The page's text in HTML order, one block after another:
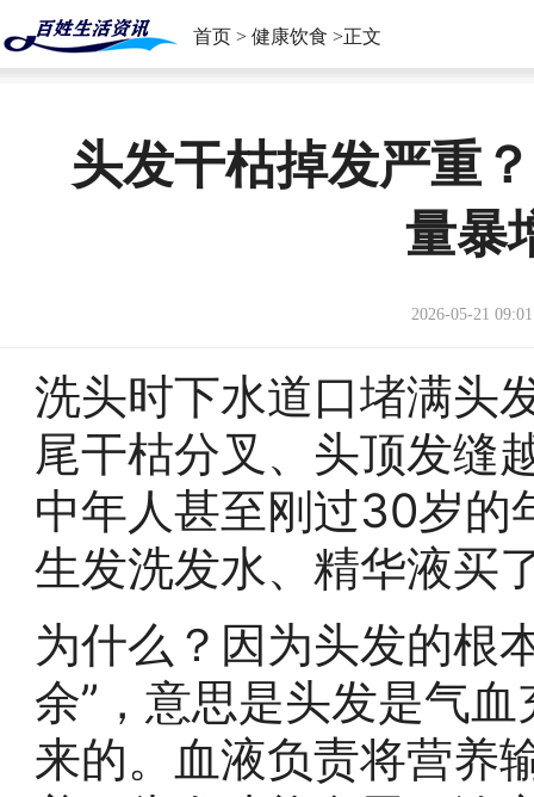
首页 > 健康饮食 >正文
头发干枯掉发严重
量暴
2026-05-21
洗头时下水道口堵满头
尾干枯分叉、头顶发
中年人甚至刚过30岁的
生发洗发水、精华液买
为什么？因为头发的根
余”，意思是头发是气
来的。血液负责将营养